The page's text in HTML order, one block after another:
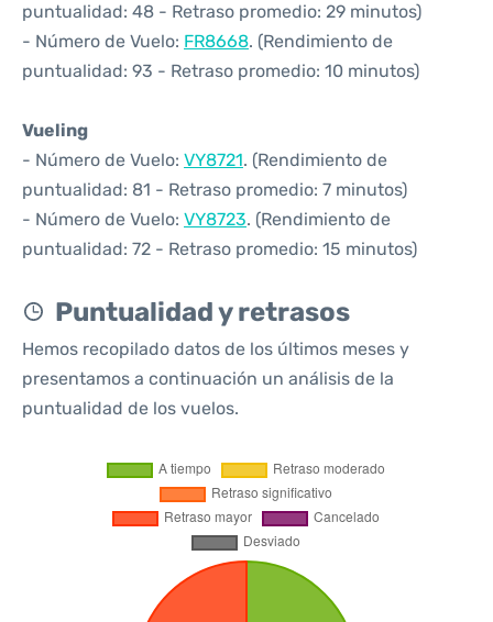
puntualidad: 48 - Retraso promedio: 29 minutos)
- Número de Vuelo: FR8668. (Rendimiento de
puntualidad: 93 - Retraso promedio: 10 minutos)
Vueling
- Número de Vuelo: VY8721. (Rendimiento de
puntualidad: 81 - Retraso promedio: 7 minutos)
- Número de Vuelo: VY8723. (Rendimiento de
puntualidad: 72 - Retraso promedio: 15 minutos)
Puntualidad y retrasos
Hemos recopilado datos de los últimos meses y
presentamos a continuación un análisis de la
puntualidad de los vuelos.